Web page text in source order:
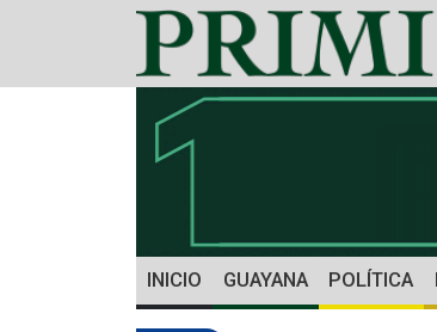
INICIO GUAYANA POLÍTICA